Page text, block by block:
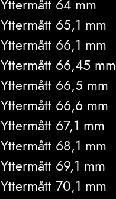
Yttermått 64 mm
Yttermått 65,1 mm
Yttermått 66,1 mm
Yttermått 66,45 mm
Yttermått 66,5 mm
Yttermått 66,6 mm
Yttermått 67,1 mm
Yttermått 68,1 mm
Yttermått 69,1 mm
Yttermått 70,1 mm